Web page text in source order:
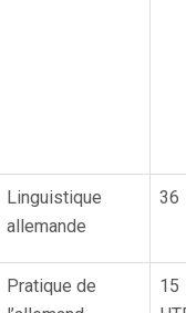
Linguistique
allemande
36
Pratique de
15